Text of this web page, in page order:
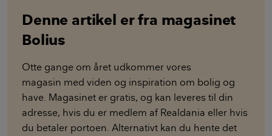
Denne artikel er fra magasinet
Bolius
Otte gange om året udkommer vores
magasin med viden og inspiration om bolig og
have. Magasinet er gratis, og kan leveres til din
adresse, hvis du er medlem af Realdania eller hvis
du betaler portoen. Alternativt kan du hente det